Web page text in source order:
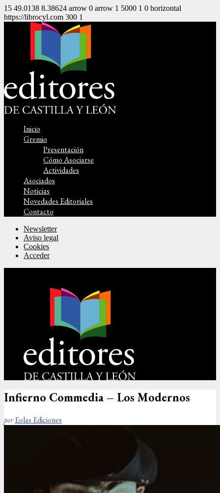
15 49.0138 8.38624 arrow 0 arrow 1 5000 1 0 horizontal
https://librocyl.com 300 1
Inicio
Gremio
Presentación
Cómo Asociarse
Actividades
Asociados
Noticias
Novedades Editoriales
Contacto
Newsletter
Aviso legal
Cookies
Acceder
Infierno Commedia – Los Modernos
porEolas Ediciones